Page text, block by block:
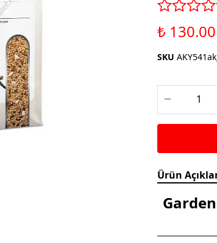
Saka ve Doğa Kuşu
Yemleri
Güvercin Yemleri
Kumlar
Mamalar
Krakerler
Kalamar Kemiği ve Gaga
Taşları
Aparatları
₺ 130.00
SKU AKY541ak_
Ürün